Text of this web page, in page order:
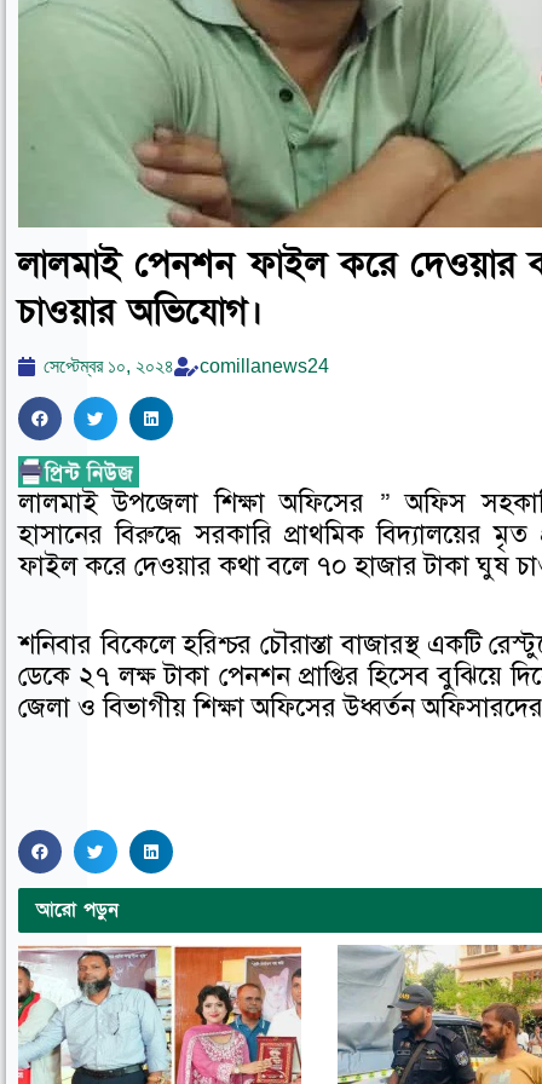
লালমাই পেনশন ফাইল করে দেওয়ার
চাওয়ার অভিযোগ।
সেপ্টেম্বর ১০, ২০২৪ comillanews24
S
h
a
e
f
k
S
h
a
r
e
o
S
h
r
e
o
n
n
লালমাই উপজেলা শিক্ষা অফিসের ” অফিস
হাসানের বিরুদ্ধে সরকারি প্রাথমিক বিদ্যালয়ের
ফাইল করে দেওয়ার কথা বলে ৭০ হাজার টাকা ঘুষ
শনিবার বিকেলে হরিশ্চর চৌরাস্তা বাজারস্থ একটি
ডেকে ২৭ লক্ষ টাকা পেনশন প্রাপ্তির হিসেব বুঝিয়ে
জেলা ও বিভাগীয় শিক্ষা অফিসের উধ্বর্তন
S
h
a
o
n
f
S
h
a
e
o
n
t
S
h
e
o
n
l
আরো পড়ুন